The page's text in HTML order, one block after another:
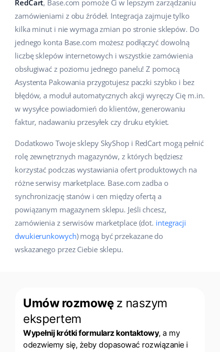
Sprzedaż na marketplace
Automatyzacja procesów
Zarządzanie wysyłką
Automatyzacja cen
AI dla e-commerce
Obsługa klienta
Ekosystem
Super Merchant
Responso
Base Analytics
Base Connect
Base Courier
Dom i ogród
Dziecko
Elektronika
Motoryzacja
Supermarket
Zdrowie i uroda
Moda
Pomoc
Akademia
Blog
Usługi
Wdrożenia systemu
Konsultacje i szkolenia
Audyt konta
Konfiguracja konta
Inne
Case Study
Kalkulator korzyści
Kontakt
Odwiedź nas na:
english (US)
english (GB)
english (IN)
čeština
deutsch
Ελληνικά
español (AR)
español (MX)
Italiano
polski
中文
RedCart, Base.com pomoże Ci w lepszym zarządzaniu
zamówieniami z obu źródeł. Integracja zajmuje tylko
kilka minut i nie wymaga zmian po stronie sklepów. Do
jednego konta Base.com możesz podłączyć dowolną
liczbę sklepów internetowych i wszystkie zamówienia
obsługiwać z poziomu jednego panelu! Z pomocą
Asystenta Pakowania przygotujesz paczki szybko i bez
błędów, a moduł automatycznych akcji wyręczy Cię m.in.
w wysyłce powiadomień do klientów, generowaniu
faktur, nadawaniu przesyłek czy druku etykiet.
Dodatkowo Twoje sklepy SkyShop i RedCart mogą pełnić
rolę zewnętrznych magazynów, z których będziesz
korzystać podczas wystawiania ofert produktowych na
różne serwisy marketplace. Base.com zadba o
synchronizację stanów i cen między ofertą a
powiązanym magazynem sklepu. Jeśli chcesz,
zamówienia z serwisów marketplace (dot. integracji
dwukierunkowych) mogą być przekazane do
wskazanego przez Ciebie sklepu.
Umów rozmowę z naszym
ekspertem
Wypełnij krótki formularz kontaktowy, a my
odezwiemy się, żeby dopasować rozwiązanie i